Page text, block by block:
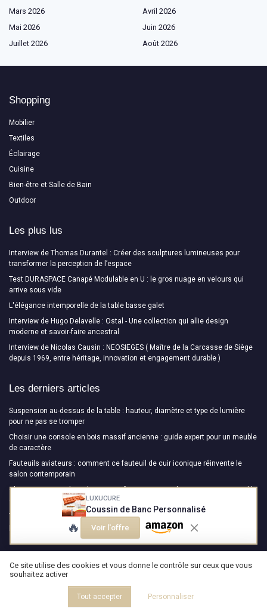
LUXUCURE
Coussin de Banc Personnalisé
🔥 Voir l'offre
Mars 2026
Avril 2026
Mai 2026
Juin 2026
Juillet 2026
Août 2026
Shopping
Mobilier
Textiles
Éclairage
Cuisine
Bien-être et Salle de Bain
Outdoor
Les plus lus
Interview de Thomas Durantel : Créer des sculptures lumineuses pour
transformer la perception de l’espace
Test DURASPACE Canapé Modulable en U : le gros nuage en velours qui
arrive sous vide
L'élégance intemporelle de la table basse galet
Interview de Hugo Delavelle : Ostal - Une collection qui allie design
moderne et savoir-faire ancestral
Interview de Nicolas Causin : NEOSIEGES ( Maître de la Carcasse de Siège
depuis 1969, entre héritage, innovation et engagement durable )
Les derniers articles
Suspension au-dessus de la table : hauteur, diamètre et type de lumière
pour ne pas se tromper
Choisir une console en bois massif ancienne : guide expert pour un meuble
de caractère
Fauteuils aviateurs : comment ce fauteuil de cuir iconique réinvente le
salon contemporain
Choisir une console en bois massif ancienne : guide expert pour un meuble
Végétaliser un intérieur sans jardinière : claustra, suspension et alcôve
plantée
Ce site utilise des cookies et vous donne le contrôle sur ceux que vous
souhaitez activer
Tout accepter Personnaliser